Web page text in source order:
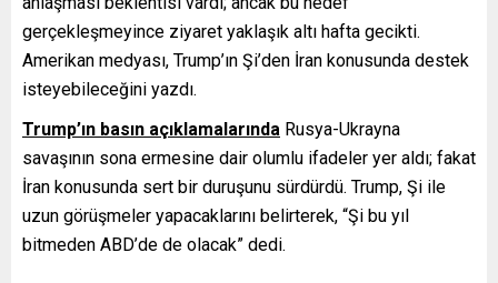
gerçekleşmeyince ziyaret yaklaşık altı hafta gecikti.
Amerikan medyası, Trump’ın Şi’den İran konusunda destek
isteyebileceğini yazdı.
Trump’ın basın açıklamalarında Rusya-Ukrayna
savaşının sona ermesine dair olumlu ifadeler yer aldı; fakat
İran konusunda sert bir duruşunu sürdürdü. Trump, Şi ile
uzun görüşmeler yapacaklarını belirterek, “Şi bu yıl
bitmeden ABD’de de olacak” dedi.